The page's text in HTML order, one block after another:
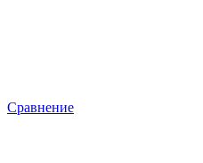
Сравнение